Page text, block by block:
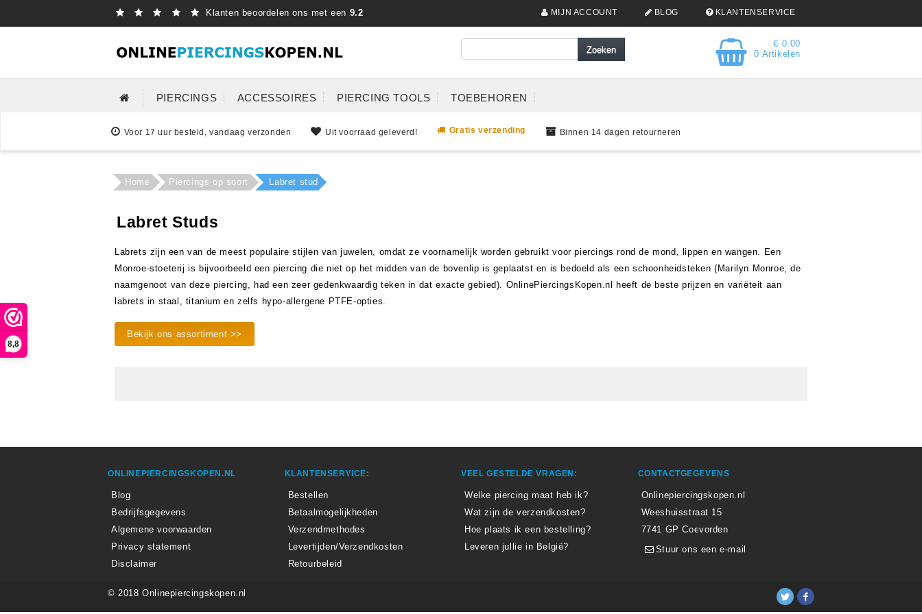
8,8
Klanten beoordelen ons met een 9.2 MIJN ACCOUNT BLOG KLANTENSERVICE
€ 0.00
0 Artikelen
PIERCINGS ACCESSOIRES PIERCING TOOLS TOEBEHOREN
Voor 17 uur besteld, vandaag verzonden Uit voorraad geleverd! Gratis verzending Binnen 14 dagen retourneren
Home Piercings op soort Labret stud
Labret Studs
Labrets zijn een van de meest populaire stijlen van juwelen, omdat ze voornamelijk worden gebruikt voor piercings rond de mond, lippen en wangen. Een
Monroe-stoeterij is bijvoorbeeld een piercing die niet op het midden van de bovenlip is geplaatst en is bedoeld als een schoonheidsteken (Marilyn Monroe, de
naamgenoot van deze piercing, had een zeer gedenkwaardig teken in dat exacte gebied). OnlinePiercingsKopen.nl heeft de beste prijzen en variëteit aan
labrets in staal, titanium en zelfs hypo-allergene PTFE-opties.
Bekijk ons assortiment >>
ONLINEPIERCINGSKOPEN.NL
Blog
Bedrijfsgegevens
Algemene voorwaarden
Privacy statement
Disclaimer
KLANTENSERVICE:
Bestellen
Betaalmogelijkheden
Verzendmethodes
Levertijden/Verzendkosten
Retourbeleid
VEEL GESTELDE VRAGEN:
Welke piercing maat heb ik?
Wat zijn de verzendkosten?
Hoe plaats ik een bestelling?
Leveren jullie in België?
CONTACTGEGEVENS
Onlinepiercingskopen.nl
Weeshuisstraat 15
7741 GP Coevorden
Stuur ons een e-mail
© 2018 Onlinepiercingskopen.nl